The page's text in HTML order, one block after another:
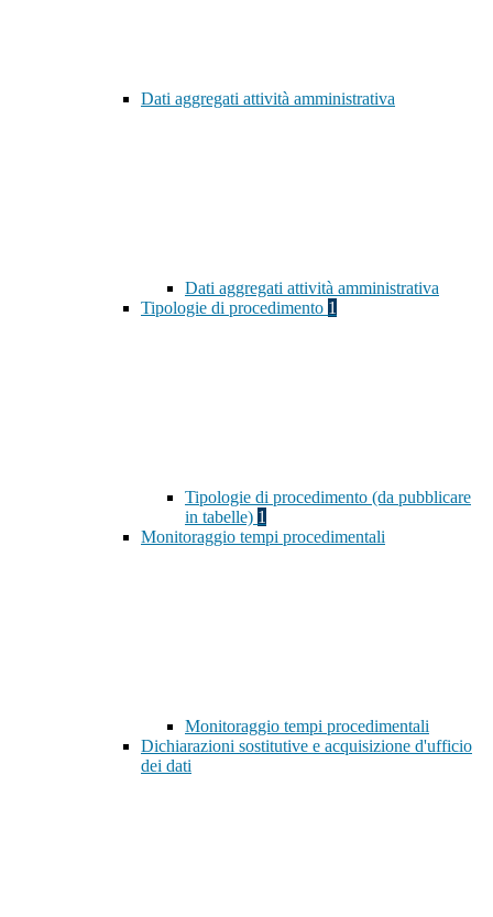
Dati aggregati attività amministrativa
Dati aggregati attività amministrativa
Tipologie di procedimento 1
Tipologie di procedimento (da pubblicare
in tabelle) 1
Monitoraggio tempi procedimentali
Monitoraggio tempi procedimentali
Dichiarazioni sostitutive e acquisizione d'ufficio
dei dati